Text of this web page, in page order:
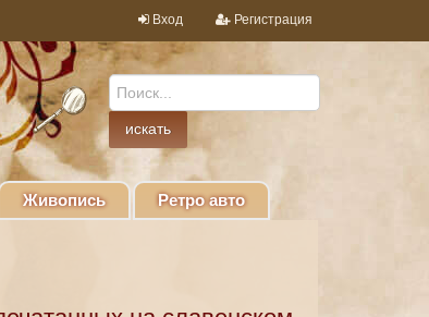
Вход Регистрация
Живопись Ретро авто